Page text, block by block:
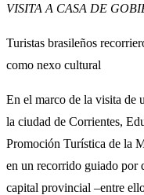
VISITA A CASA DE
Turistas brasileños
como nexo cultural
En el marco de la visita de
la ciudad de Corrientes,
Promoción Turística de la
en un recorrido guiado por
capital provincial –entre